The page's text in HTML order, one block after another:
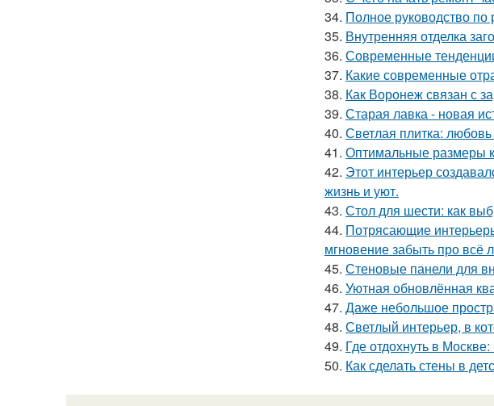
34. Полное руководство
35. Внутренняя отделка
36. Современные
37. Какие современные
38. Как Воронеж связан с
39. Старая лавка - новая
40. Светлая плитка:
41. Оптимальные размеры
42. Этот интерьер
жизнь и уют.
43. Стол для шести: как
44. Потрясающие
мгновение забыть про всё
45. Стеновые панели для
46. Уютная обновлённая
47. Даже небольшое
48. Светлый интерьер, в
49. Где отдохнуть в
50. Как сделать стены в